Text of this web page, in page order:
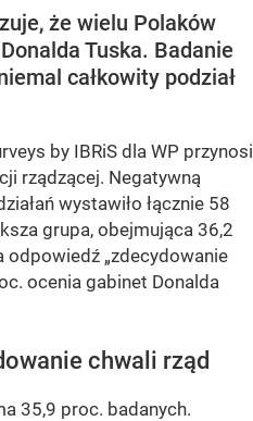
że wielu Polaków
Tuska. Badanie
całkowity podział
by IBRiS dla WP przynosi
rządzącej. Negatywną
wystawiło łącznie 58
grupa, obejmująca 36,2
odpowiedź „zdecydowanie
ocenia gabinet Donalda
chwali rząd
35,9 proc. badanych.